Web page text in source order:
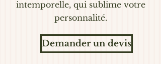
intemporelle, qui sublime votre
personnalité.
Demander un devis